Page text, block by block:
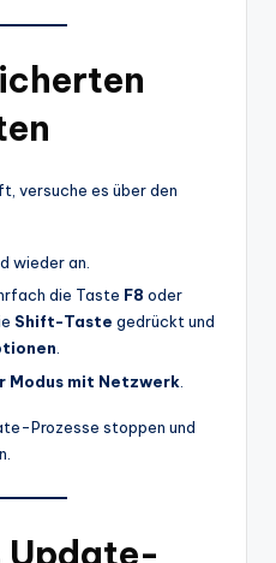
versuche es über den
wieder an.
die Taste F8 oder
Shift-Taste gedrückt und
.
Modus mit Netzwerk
Prozesse stoppen und
Update-